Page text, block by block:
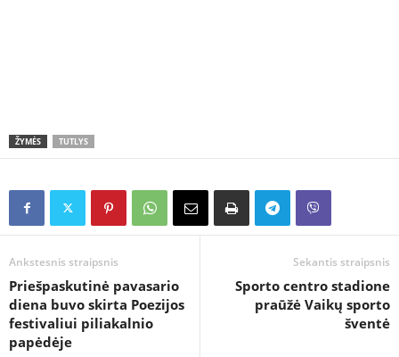
ŽYMĖS TUTLYS
Ankstesnis straipsnis
Priešpaskutinė pavasario
diena buvo skirta Poezijos
festivaliui piliakalnio
papėdėje
Sekantis straipsnis
Sporto centro stadione
praūžė Vaikų sporto
šventė